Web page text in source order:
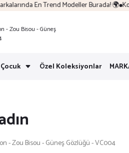
En Trend Modeller Burada! 🌍
Çocuk Özel Koleksiyonlar
- Zou Bisou - Güneş Gözlüğü - VC004